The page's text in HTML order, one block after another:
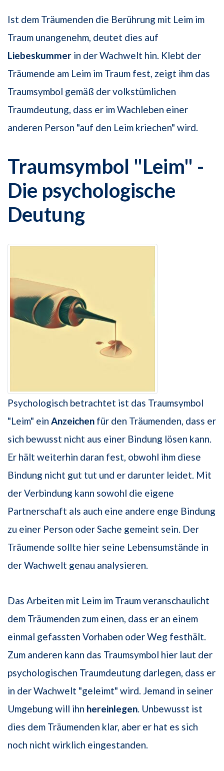
Ist dem Träumenden die Berührung mit Leim im
Traum unangenehm, deutet dies auf
Liebeskummer in der Wachwelt hin. Klebt der
Träumende am Leim im Traum fest, zeigt ihm das
Traumsymbol gemäß der volkstümlichen
Traumdeutung, dass er im Wachleben einer
anderen Person "auf den Leim kriechen" wird.
Traumsymbol "Leim" -
Die psychologische
Deutung
Psychologisch betrachtet ist das Traumsymbol
"Leim" ein Anzeichen für den Träumenden, dass er
sich bewusst nicht aus einer Bindung lösen kann.
Er hält weiterhin daran fest, obwohl ihm diese
Bindung nicht gut tut und er darunter leidet. Mit
der Verbindung kann sowohl die eigene
Partnerschaft als auch eine andere enge Bindung
zu einer Person oder Sache gemeint sein. Der
Träumende sollte hier seine Lebensumstände in
der Wachwelt genau analysieren.
Das Arbeiten mit Leim im Traum veranschaulicht
dem Träumenden zum einen, dass er an einem
einmal gefassten Vorhaben oder Weg festhält.
Zum anderen kann das Traumsymbol hier laut der
psychologischen Traumdeutung darlegen, dass er
in der Wachwelt "geleimt" wird. Jemand in seiner
Umgebung will ihn hereinlegen. Unbewusst ist
dies dem Träumenden klar, aber er hat es sich
noch nicht wirklich eingestanden.